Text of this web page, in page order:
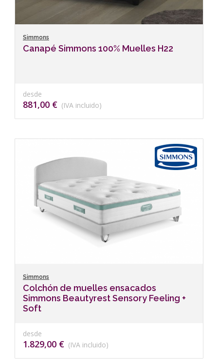
Simmons
Canapé Simmons 100% Muelles H22
desde
881,00 € (IVA incluido)
Simmons
Colchón de muelles ensacados
Simmons Beautyrest Sensory Feeling +
Soft
desde
1.829,00 € (IVA incluido)